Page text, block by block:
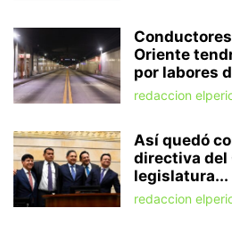
Oriente
por labores
redaccion
Así quedó
directiva del
legislatura...
redaccion